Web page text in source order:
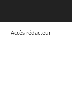
Accès rédacteur